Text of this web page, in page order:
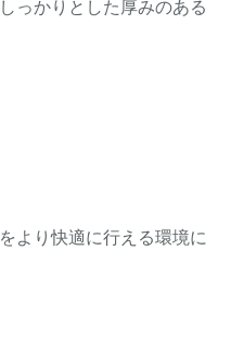
っかりとした厚みのある
より快適に行える環境に